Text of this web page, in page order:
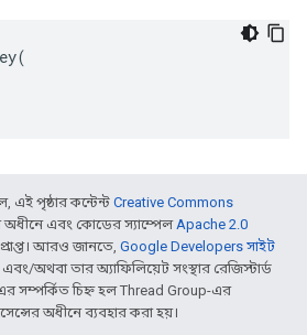
(
এই পৃষ্ঠার কন্টেন্ট Creative Commons
এবং কোডের স্যাম্পেলApache 2.0
আরও জানতে, Google Developers সাইট
অথবা তার অ্যাফিলিয়েট সংস্থার রেজিস্টার্ড
এর সম্পর্কিত চিহ্ন হল Thread Group-এর
অধীনে ব্যবহার করা হয়।